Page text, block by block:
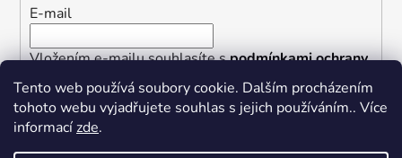
Tento web používá soubory cookie. Dalším procházením
tohoto webu vyjadřujete souhlas s jejich používáním.. Více
informacízde.
E-mail
Vložením e-mailu souhlasíte spodmínkami ochrany
osobních údajů
PŘIHLÁSIT SE